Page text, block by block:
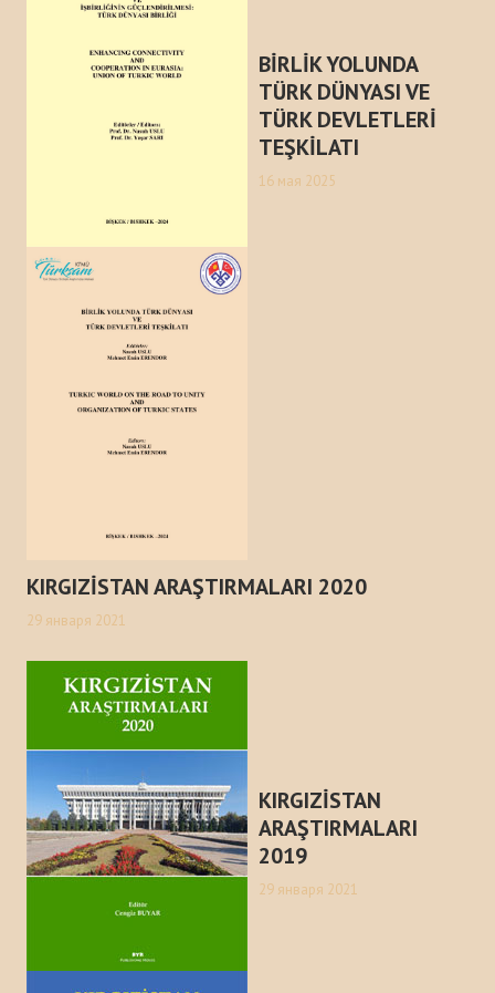
МЕРОПРИЯТИЯ
Турция
Узбекистан
Туркменистан
Доклады
Анализ Центра Стратегического исследования Тюркского Мира
ПРОЕКТЫ
КОНТАКТЫ
BİRLİK YOLUNDA
TÜRK DÜNYASI VE
TÜRK DEVLETLERİ
TEŞKİLATI
16 мая 2025
KIRGIZİSTAN ARAŞTIRMALARI 2020
29 января 2021
KIRGIZİSTAN
ARAŞTIRMALARI
2019
29 января 2021